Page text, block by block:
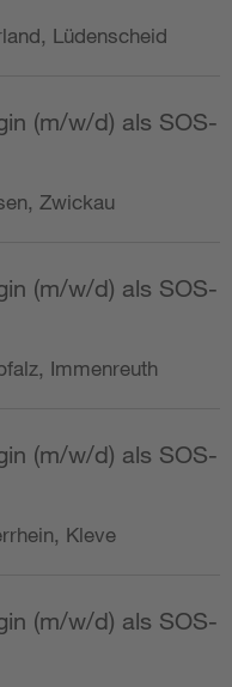
Lüdenscheid
(m/w/d) als SOS-
Zwickau
(m/w/d) als SOS-
Immenreuth
(m/w/d) als SOS-
Kleve
(m/w/d) als SOS-